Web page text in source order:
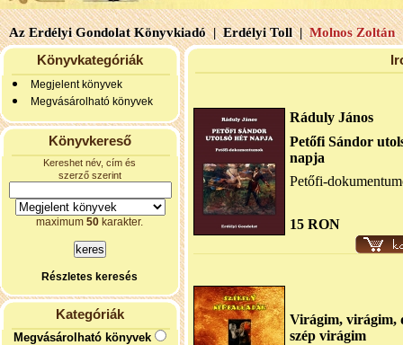
Az Erdélyi Gondolat Könyvkiadó | Erdélyi Toll | Molnos Zoltán
Könyvkategóriák
Megjelent könyvek
Megvásárolható könyvek
Könyvkereső
Kereshet név, cím és
szerző szerint
maximum50 karakter.
Részletes keresés
Kategóriák
Megvásárolható könyvek
Ráduly János
Petőfi Sándor
napja
Petőfi-
15 RON
Virágim, virágim,
szép virágim